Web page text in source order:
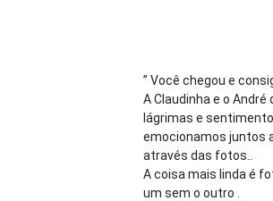
” Você chegou e
A Claudinha e o
lágrimas e
emocionamos juntos
através das fotos..
A coisa mais linda é
um sem o outro